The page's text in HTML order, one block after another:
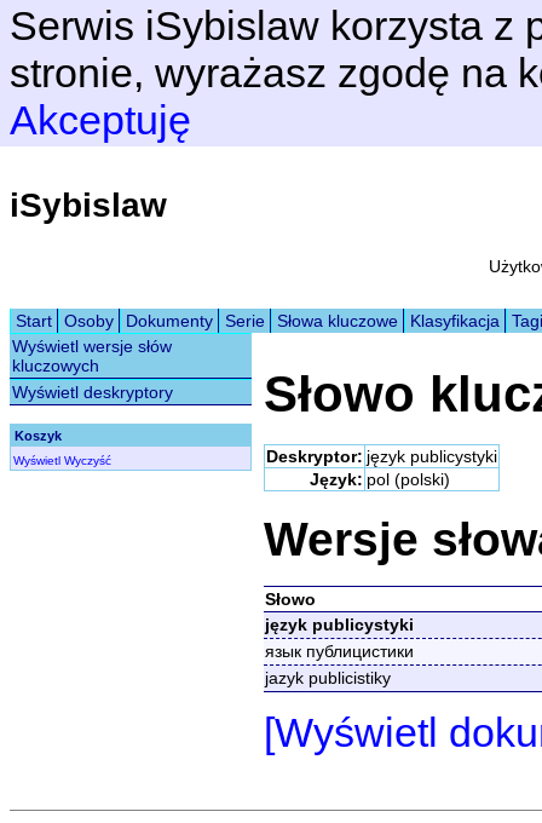
Serwis iSybislaw korzysta z
stronie, wyrażasz zgodę na
Akceptuję
iSybislaw
Start Osoby Dokumenty Serie Słowa kluczowe Klasyfikacja
Tagi
Wyświetl wersje słów
kluczowych
Wyświetl deskryptory
Koszyk
Wyświetl Wyczyść
Słowo
Deskryptor: język publicystyki
Język: pol (polski)
Wersje
Słowo
język publicystyki
язык публицистики
jazyk publicistiky
[Wyświetl